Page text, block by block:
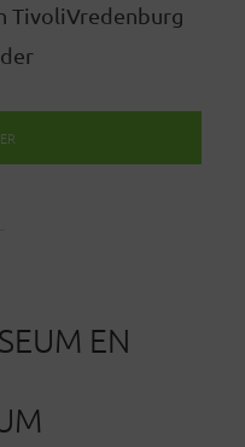
TivoliVredenburg
EN